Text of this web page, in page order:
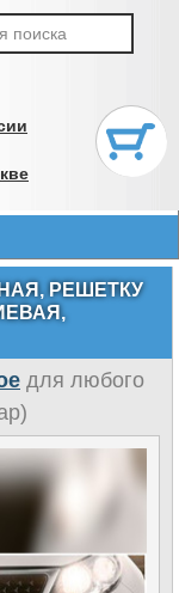
РЕШЕТКУ
для любого